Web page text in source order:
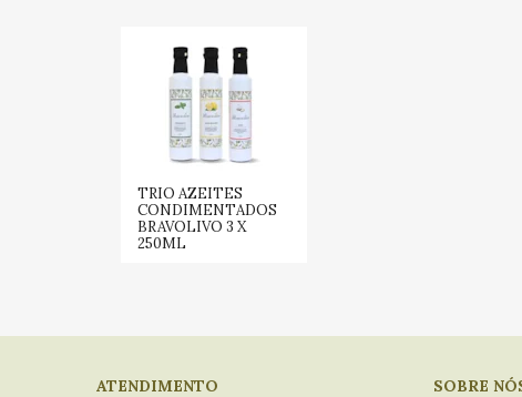
TRIO AZEITES
CONDIMENTADOS
BRAVOLIVO 3 X
250ML
ATENDIMENTO SOBRE